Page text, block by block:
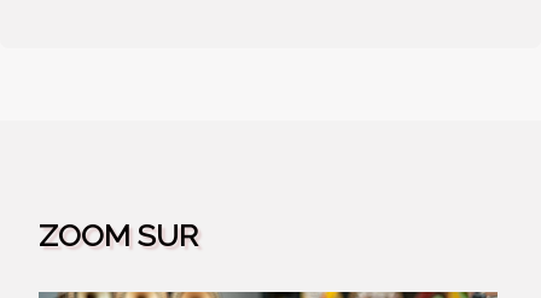
ZOOM SUR